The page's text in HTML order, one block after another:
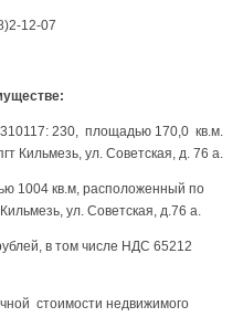
12-07
230, площадью 170,0 кв.м.
Кильмезь, ул. Советская, д. 76 а.
1004 кв.м, расположенный по
ул. Советская, д.76 а.
в том числе НДС 65212
стоимости недвижимого